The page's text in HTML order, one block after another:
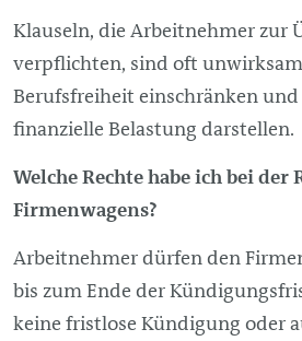
Klauseln, die Arbeitnehmer zur
verpflichten, sind oft
Berufsfreiheit einschränken
finanzielle Belastung darstellen.
Welche Rechte habe ich bei der
Firmenwagens?
Arbeitnehmer dürfen den
bis zum Ende der
keine fristlose Kündigung oder